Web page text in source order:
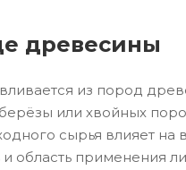
древесины
из пород
или хвойных
сырья влияет на
область применения